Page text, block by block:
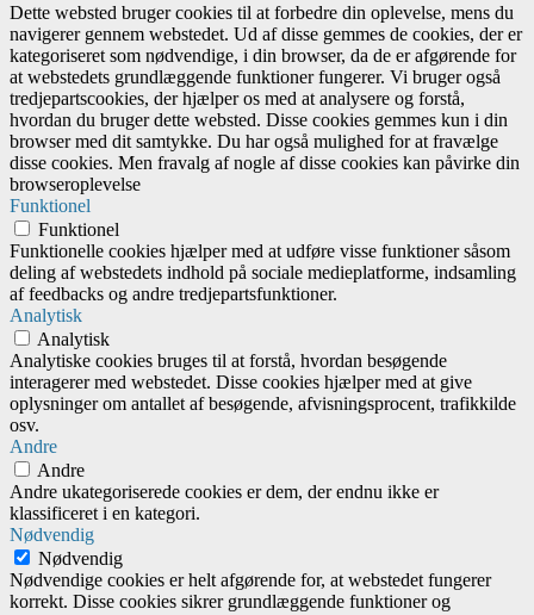
Dette websted bruger cookies til at forbedre din oplevelse, mens du
navigerer gennem webstedet. Ud af disse gemmes de cookies, der er
kategoriseret som nødvendige, i din browser, da de er afgørende for
at webstedets grundlæggende funktioner fungerer. Vi bruger også
tredjepartscookies, der hjælper os med at analysere og forstå,
hvordan du bruger dette websted. Disse cookies gemmes kun i din
browser med dit samtykke. Du har også mulighed for at fravælge
disse cookies. Men fravalg af nogle af disse cookies kan påvirke din
browseroplevelse
Funktionel
Funktionel
Funktionelle cookies hjælper med at udføre visse funktioner såsom
deling af webstedets indhold på sociale medieplatforme, indsamling
af feedbacks og andre tredjepartsfunktioner.
Analytisk
Analytisk
Analytiske cookies bruges til at forstå, hvordan besøgende
interagerer med webstedet. Disse cookies hjælper med at give
oplysninger om antallet af besøgende, afvisningsprocent, trafikkilde
osv.
Andre
Andre
Andre ukategoriserede cookies er dem, der endnu ikke er
klassificeret i en kategori.
Nødvendig
Nødvendig
Nødvendige cookies er helt afgørende for, at webstedet fungerer
korrekt. Disse cookies sikrer grundlæggende funktioner og